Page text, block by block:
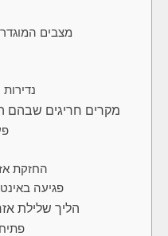
מצבים
מקרים חריגים שבהם
החזקת
פגיעה
הליך שלילת